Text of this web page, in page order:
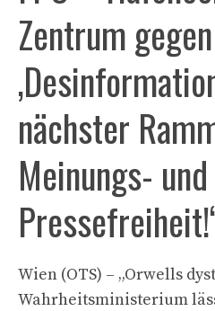
Zentrum gegen
nächster
Meinungs- und
Wien (OTS) – „Orwells
Wahrheitsministerium